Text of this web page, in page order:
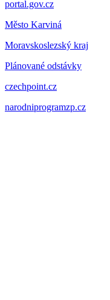
portal.gov.cz
Město Karviná
Moravskoslezský kraj
Plánované odstávky
czechpoint.cz
narodniprogramzp.cz